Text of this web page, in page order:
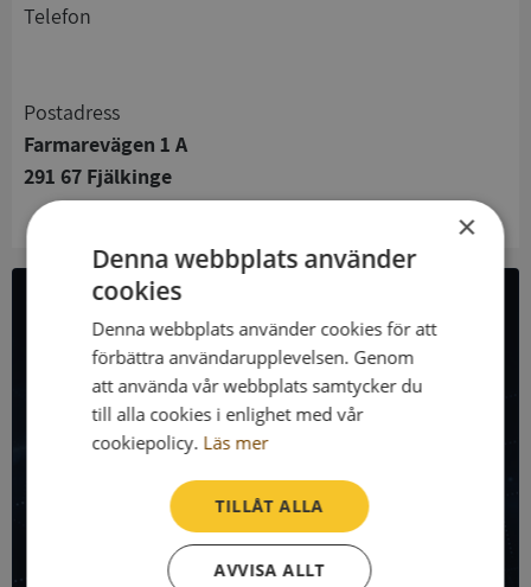
telefon
Postadress
Farmarevägen 1 A
291 67 Fjälkinge
All företagsdata i API
Få all denna företagsinformation i Syna API
Syna API är ett blixtsnabbt API där du kan hämta
skatteuppgifter och mycket mer på alla Sveriges företag
Denna sida använder Syna API. Bli kund idag och kom igång
×
Denna webbplats använder
cookies
Denna webbplats använder cookies för att
förbättra användarupplevelsen. Genom
att använda vår webbplats samtycker du
till alla cookies i enlighet med vår
cookiepolicy. Läs mer
TILLÅT ALLA
AVVISA ALLT